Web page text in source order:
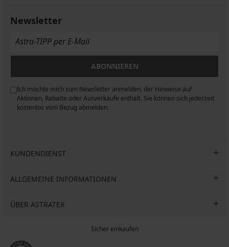
€
17,99
11,49
€
22,99
€
Jackanthony
€
22,99
Newsletter
ABONNIEREN
Ich möchte mich zum Newsletter anmelden, der Hinweise auf
Aktionen, Rabatte oder Ausverkäufe enthält. Sie können sich jederzeit
kostenlos vom Bezug abmelden.
KUNDENDIENST
ALLGEMEINE INFORMATIONEN
ÜBER ASTRATEX
Sicher einkaufen